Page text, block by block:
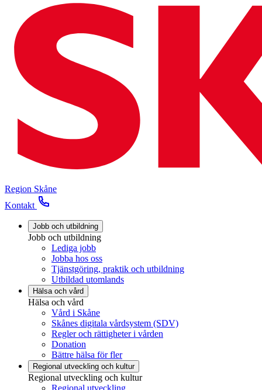
Region Skåne
Kontakt
Jobb och utbildning
Jobb och utbildning
Lediga jobb
Jobba hos oss
Tjänstgöring, praktik och utbildning
Utbildad utomlands
Hälsa och vård
Hälsa och vård
Vård i Skåne
Skånes digitala vårdsystem (SDV)
Regler och rättigheter i vården
Donation
Bättre hälsa för fler
Regional utveckling och kultur
Regional utveckling och kultur